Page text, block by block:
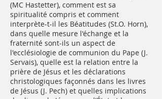
(MC Hastetter), comment est sa
spiritualité compris et comment
interprète-t-il les Béatitudes (St.O. Horn),
dans quelle mesure l'échange et la
fraternité sont-ils un aspect de
l'ecclésiologie de communion du Pape (J.
Servais), quelle est la relation entre la
prière de Jésus et les déclarations
christologiques façonnés dans les livres
de Jésus (J. Pech) et quelles implications